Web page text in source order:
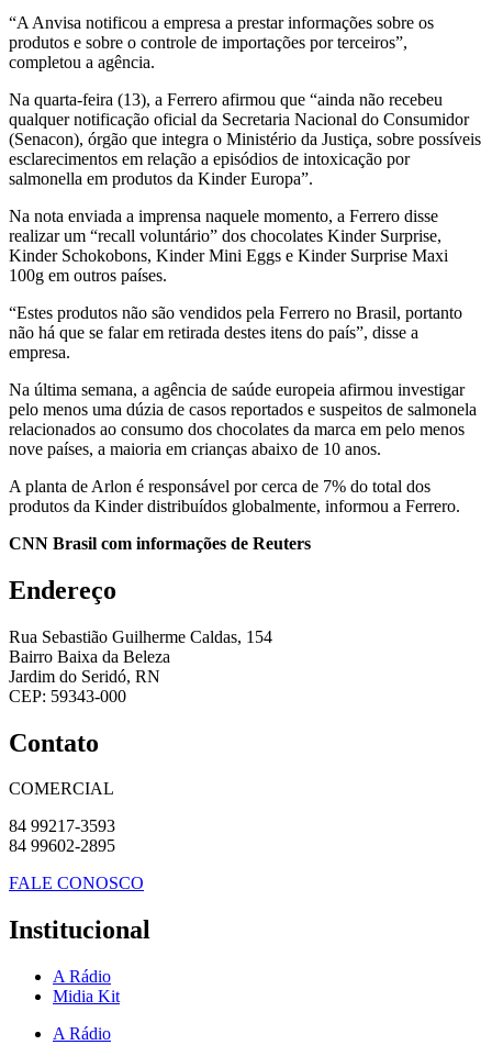
“A Anvisa notificou a empresa a prestar informações sobre os
produtos e sobre o controle de importações por terceiros”,
completou a agência.
Na quarta-feira (13), a Ferrero afirmou que “ainda não recebeu
qualquer notificação oficial da Secretaria Nacional do Consumidor
(Senacon), órgão que integra o Ministério da Justiça, sobre possíveis
esclarecimentos em relação a episódios de intoxicação por
salmonella em produtos da Kinder Europa”.
Na nota enviada a imprensa naquele momento, a Ferrero disse
realizar um “recall voluntário” dos chocolates Kinder Surprise,
Kinder Schokobons, Kinder Mini Eggs e Kinder Surprise Maxi
100g em outros países.
“Estes produtos não são vendidos pela Ferrero no Brasil, portanto
não há que se falar em retirada destes itens do país”, disse a
empresa.
Na última semana, a agência de saúde europeia afirmou investigar
pelo menos uma dúzia de casos reportados e suspeitos de salmonela
relacionados ao consumo dos chocolates da marca em pelo menos
nove países, a maioria em crianças abaixo de 10 anos.
A planta de Arlon é responsável por cerca de 7% do total dos
produtos da Kinder distribuídos globalmente, informou a Ferrero.
CNN Brasil com informações de Reuters
Endereço
Rua Sebastião Guilherme Caldas, 154
Bairro Baixa da Beleza
Jardim do Seridó, RN
CEP: 59343-000
Contato
COMERCIAL
84 99217-3593
84 99602-2895
FALE CONOSCO
Institucional
A Rádio
Midia Kit
A Rádio